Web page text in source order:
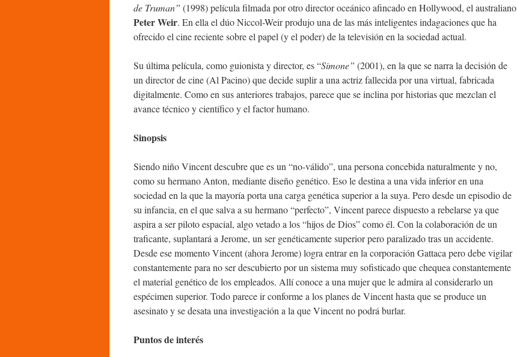
de Truman” (1998) película filmada por otro director oceánico afincado en Hollywood, el australiano
Peter Weir. En ella el dúo Niccol-Weir produjo una de las más inteligentes indagaciones que ha
ofrecido el cine reciente sobre el papel (y el poder) de la televisión en la sociedad actual.
Su última película, como guionista y director, es “Simone” (2001), en la que se narra la decisión de
un director de cine (Al Pacino) que decide suplir a una actriz fallecida por una virtual, fabricada
digitalmente. Como en sus anteriores trabajos, parece que se inclina por historias que mezclan el
avance técnico y científico y el factor humano.
Sinopsis
Siendo niño Vincent descubre que es un “no-válido”, una persona concebida naturalmente y no,
como su hermano Anton, mediante diseño genético. Eso le destina a una vida inferior en una
sociedad en la que la mayoría porta una carga genética superior a la suya. Pero desde un episodio de
su infancia, en el que salva a su hermano “perfecto”, Vincent parece dispuesto a rebelarse ya que
aspira a ser piloto espacial, algo vetado a los “hijos de Dios” como él. Con la colaboración de un
traficante, suplantará a Jerome, un ser genéticamente superior pero paralizado tras un accidente.
Desde ese momento Vincent (ahora Jerome) logra entrar en la corporación Gattaca pero debe vigilar
constantemente para no ser descubierto por un sistema muy sofisticado que chequea constantemente
el material genético de los empleados. Allí conoce a una mujer que le admira al considerarlo un
espécimen superior. Todo parece ir conforme a los planes de Vincent hasta que se produce un
asesinato y se desata una investigación a la que Vincent no podrá burlar.
Puntos de interés